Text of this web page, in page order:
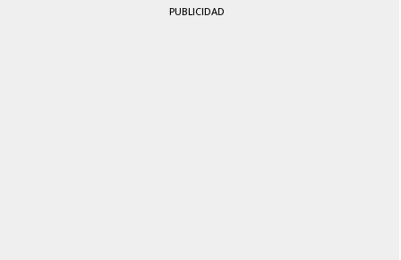
PUBLICIDAD